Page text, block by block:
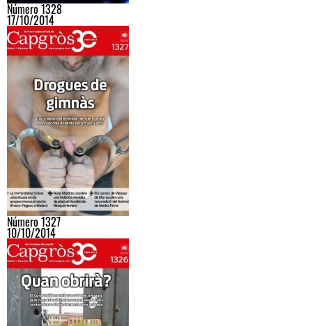
Número 1328
17/10/2014
Número 1327
10/10/2014